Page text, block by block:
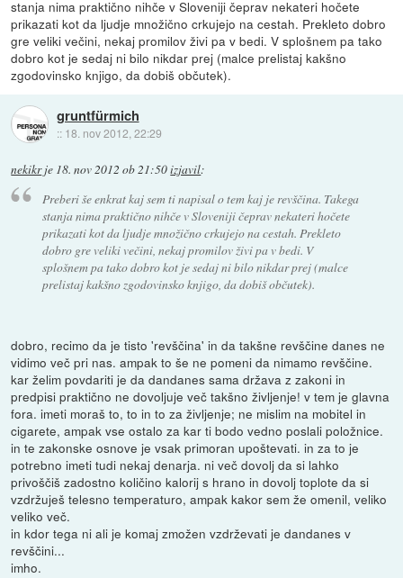
stanja nima praktično nihče v Sloveniji čeprav nekateri hočete
prikazati kot da ljudje množično crkujejo na cestah. Prekleto dobro
gre veliki večini, nekaj promilov živi pa v bedi. V splošnem pa tako
dobro kot je sedaj ni bilo nikdar prej (malce prelistaj kakšno
zgodovinsko knjigo, da dobiš občutek).
gruntfürmich
:: 18. nov 2012, 22:29
nekikrje 18. nov 2012 ob 21:50izjavil:
Preberi še enkrat kaj sem ti napisal o tem kaj je revščina. Takega
stanja nima praktično nihče v Sloveniji čeprav nekateri hočete
prikazati kot da ljudje množično crkujejo na cestah. Prekleto
dobro gre veliki večini, nekaj promilov živi pa v bedi. V
splošnem pa tako dobro kot je sedaj ni bilo nikdar prej (malce
prelistaj kakšno zgodovinsko knjigo, da dobiš občutek).
dobro, recimo da je tisto 'revščina' in da takšne revščine danes ne
vidimo več pri nas. ampak to še ne pomeni da nimamo revščine.
kar želim povdariti je da dandanes sama država z zakoni in
predpisi praktično ne dovoljuje več takšno življenje! v tem je glavna
fora. imeti moraš to, to in to za življenje; ne mislim na mobitel in
cigarete, ampak vse ostalo za kar ti bodo vedno poslali položnice.
in te zakonske osnove je vsak primoran upoštevati. in za to je
potrebno imeti tudi nekaj denarja. ni več dovolj da si lahko
privoščiš zadostno količino kalorij s hrano in dovolj toplote da si
vzdržuješ telesno temperaturo, ampak kakor sem že omenil, veliko
veliko več.
in kdor tega ni ali je komaj zmožen vzdrževati je dandanes v
revščini...
imho.